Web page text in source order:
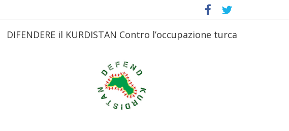
DIFENDERE il KURDISTAN Contro l’occupazione turca